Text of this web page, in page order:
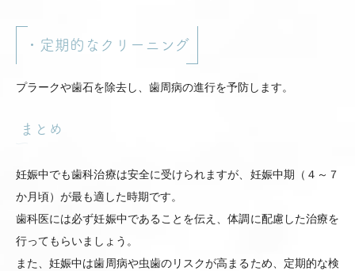
・定期的なクリーニング
プラークや歯石を除去し、歯周病の進行を予防します。
まとめ
妊娠中でも歯科治療は安全に受けられますが、妊娠中期（４～７
か月頃）が最も適した時期です。
歯科医には必ず妊娠中であることを伝え、体調に配慮した治療を
行ってもらいましょう。
また、妊娠中は歯周病や虫歯のリスクが高まるため、定期的な検